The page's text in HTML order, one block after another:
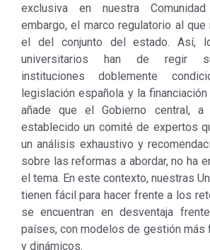
exclusiva en nuestra
embargo, el marco regulatorio al
el del conjunto del estado. Así,
universitarios han de regir
instituciones doblemente
legislación española y la
añade que el Gobierno central,
establecido un comité de expertos
un análisis exhaustivo y
sobre las reformas a abordar, no ha
el tema. En este contexto, nuestras
tienen fácil para hacer frente a los
se encuentran en desventaja
países, con modelos de gestión más
y dinámicos.